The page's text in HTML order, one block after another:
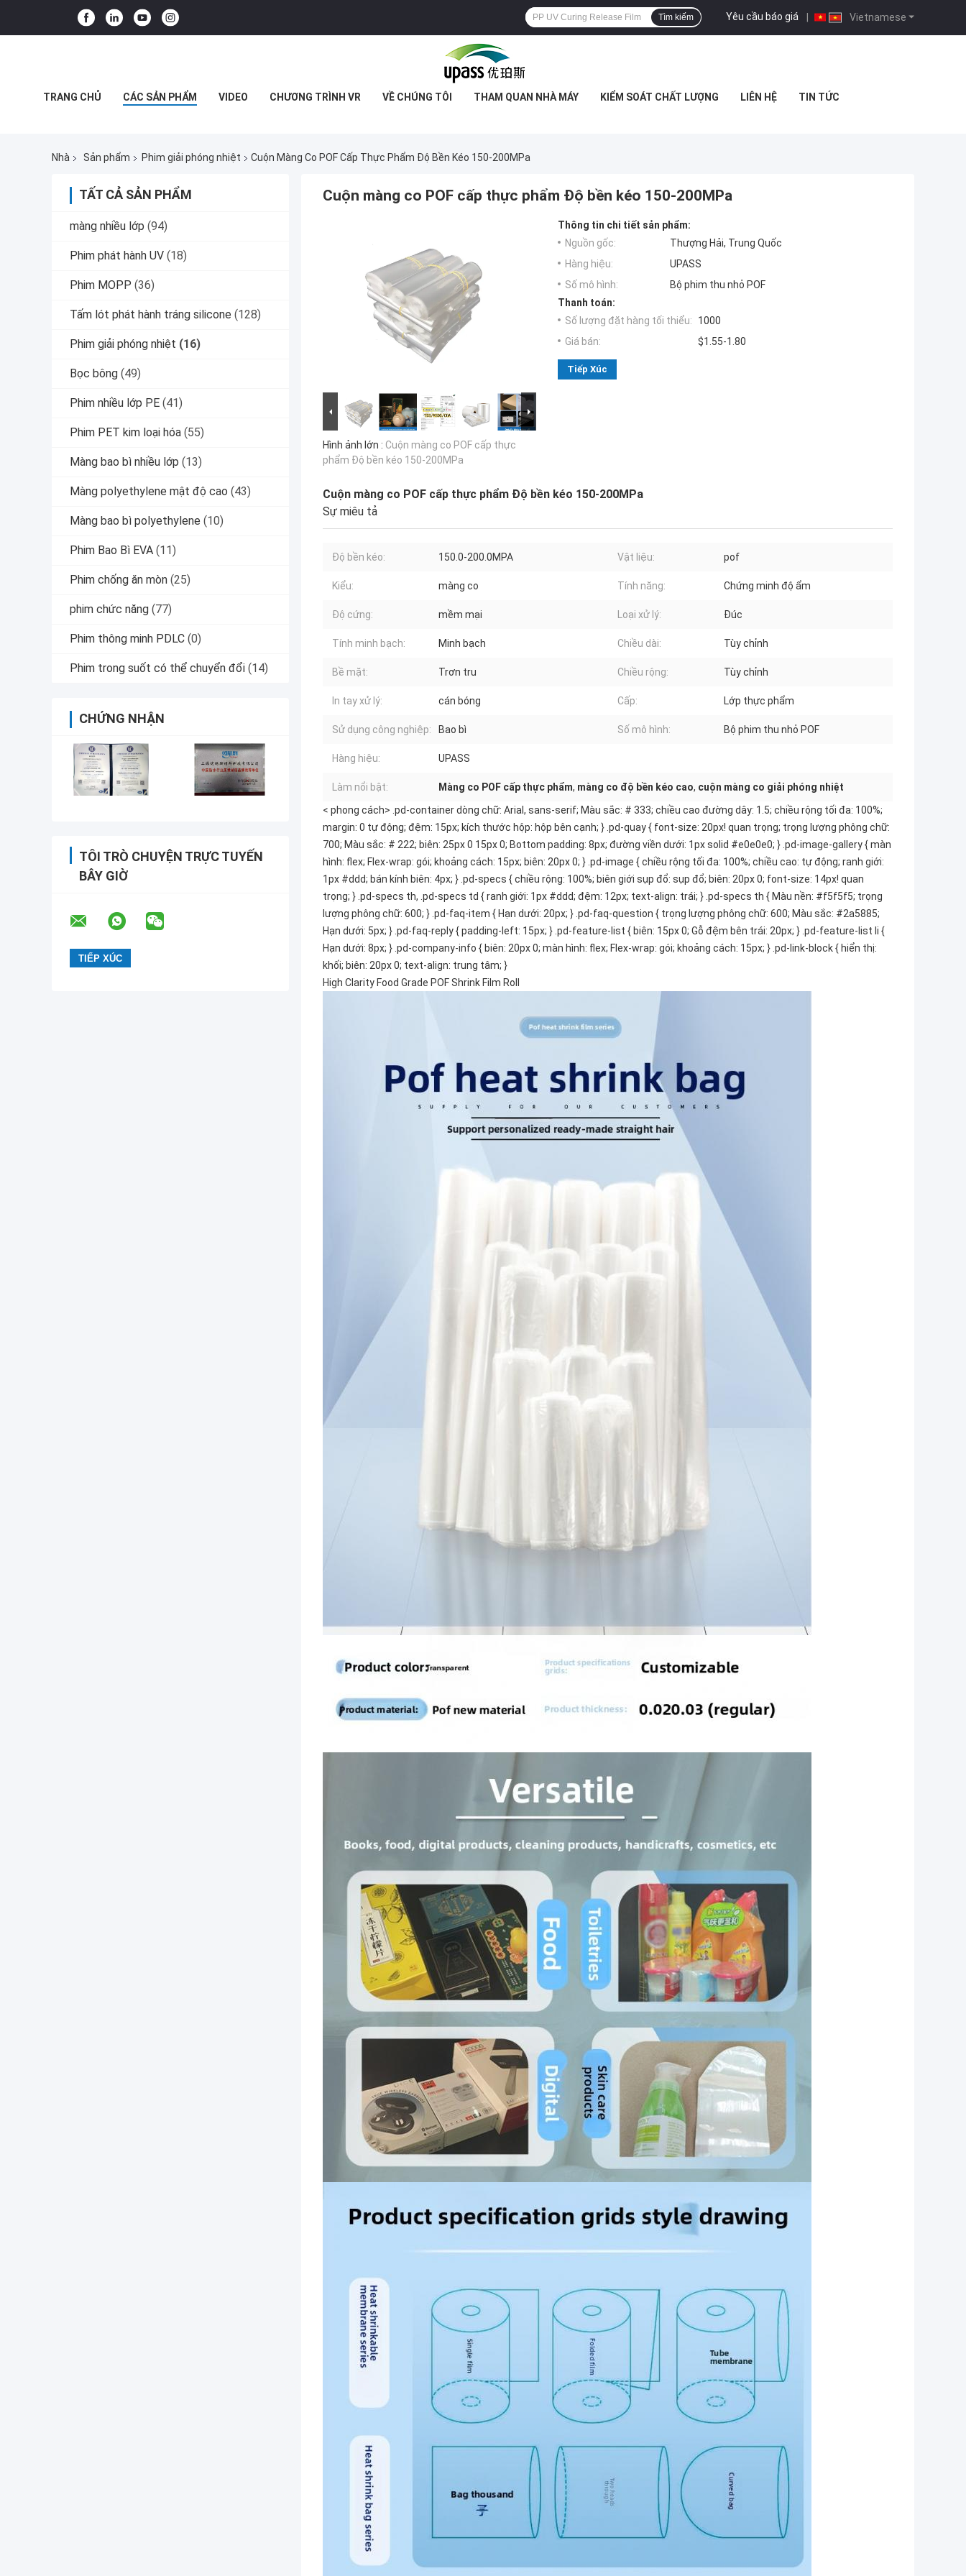
Vietnamese
Yêu cầu báo giá |
Tìm kiếm
TRANG CHỦ CÁC SẢN PHẨM VIDEO CHƯƠNG TRÌNH VR VỀ CHÚNG TÔI THAM QUAN NHÀ MÁY KIỂM SOÁT CHẤT LƯỢNG LIÊN HỆ TIN TỨC
Nhà Sản phẩm Phim giải phóng nhiệt Cuộn Màng Co POF Cấp Thực Phẩm Độ Bền Kéo 150-200MPa
TẤT CẢ SẢN PHẨM
màng nhiều lớp (94)
Phim phát hành UV (18)
Phim MOPP (36)
Tấm lót phát hành tráng silicone (128)
Phim giải phóng nhiệt (16)
Bọc bông (49)
Phim nhiều lớp PE (41)
Phim PET kim loại hóa (55)
Màng bao bì nhiều lớp (13)
Màng polyethylene mật độ cao (43)
Màng bao bì polyethylene (10)
Phim Bao Bì EVA (11)
Phim chống ăn mòn (25)
phim chức năng (77)
Phim thông minh PDLC (0)
Phim trong suốt có thể chuyển đổi (14)
CHỨNG NHẬN
TÔI TRÒ CHUYỆN TRỰC TUYẾN
BÂY GIỜ
Cuộn màng co POF cấp thực phẩm Độ bền kéo 150-200MPa
Hình ảnh lớn : Cuộn màng co POF cấp thực
phẩm Độ bền kéo 150-200MPa
Thông tin chi tiết sản phẩm:
Nguồn gốc:
Thượng Hải, Trung Quốc
Hàng hiệu:
UPASS
Số mô hình:
Bộ phim thu nhỏ POF
Thanh toán:
Số lượng đặt hàng tối thiểu:
1000
Giá bán:
$1.55-1.80
Tiếp Xúc
Cuộn màng co POF cấp thực phẩm Độ bền kéo 150-200MPa
Sự miêu tả
Độ bền kéo: 150.0-200.0MPA Vật liệu: pof
Kiểu: màng co Tính năng: Chứng minh độ ẩm
Độ cứng: mềm mại Loại xử lý: Đúc
Tính minh bạch: Minh bạch Chiều dài: Tùy chỉnh
Bề mặt: Trơn tru Chiều rộng: Tùy chỉnh
In tay xử lý: cán bóng Cấp: Lớp thực phẩm
Sử dụng công nghiệp: Bao bì Số mô hình: Bộ phim thu nhỏ POF
Hàng hiệu: UPASS
Làm nổi bật: Màng co POF cấp thực phẩm, màng co độ bền kéo cao, cuộn màng co giải phóng nhiệt
< phong cách> .pd-container dòng chữ: Arial, sans-serif; Màu sắc: # 333; chiều cao đường dây: 1.5; chiều rộng tối đa: 100%;
margin: 0 tự động; đệm: 15px; kích thước hộp: hộp bên cạnh; } .pd-quay { font-size: 20px! quan trọng; trọng lượng phông chữ:
700; Màu sắc: # 222; biên: 25px 0 15px 0; Bottom padding: 8px; đường viền dưới: 1px solid #e0e0e0; } .pd-image-gallery { màn
hình: flex; Flex-wrap: gói; khoảng cách: 15px; biên: 20px 0; } .pd-image { chiều rộng tối đa: 100%; chiều cao: tự động; ranh giới:
1px #ddd; bán kính biên: 4px; } .pd-specs { chiều rộng: 100%; biên giới sụp đổ: sụp đổ; biên: 20px 0; font-size: 14px! quan
trọng; } .pd-specs th, .pd-specs td { ranh giới: 1px #ddd; đệm: 12px; text-align: trái; } .pd-specs th { Màu nền: #f5f5f5; trọng
lượng phông chữ: 600; } .pd-faq-item { Hạn dưới: 20px; } .pd-faq-question { trọng lượng phông chữ: 600; Màu sắc: #2a5885;
Hạn dưới: 5px; } .pd-faq-reply { padding-left: 15px; } .pd-feature-list { biên: 15px 0; Gỗ đệm bên trái: 20px; } .pd-feature-list li {
Hạn dưới: 8px; } .pd-company-info { biên: 20px 0; màn hình: flex; Flex-wrap: gói; khoảng cách: 15px; } .pd-link-block { hiển thị:
khối; biên: 20px 0; text-align: trung tâm; }
High Clarity Food Grade POF Shrink Film Roll